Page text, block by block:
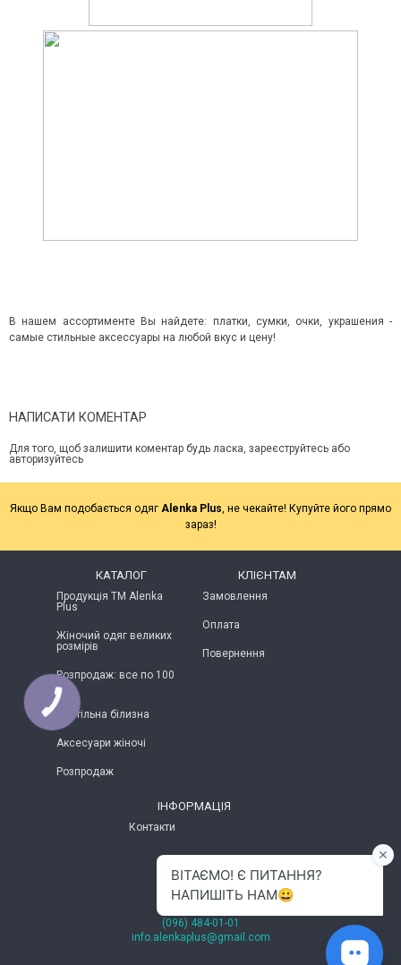
В нашем ассортименте Вы найдете: платки, сумки, очки, украшения -
самые стильные аксессуары на любой вкус и цену!
НАПИСАТИ КОМЕНТАР
Для того, щоб залишити коментар будь ласка, зареєструйтесь або
авторизуйтесь
Якщо Вам подобається одяг Alenka Plus, не чекайте! Купуйте його прямо
зараз!
КАТАЛОГ
Продукція ТМ Alenka
Plus
Жіночий одяг великих
розмірів
Розпродаж: все по 100
грн
Постільна білизна
Аксесуари жіночі
Розпродаж
КЛІЄНТАМ
Замовлення
Оплата
Повернення
ІНФОРМАЦІЯ
Контакти
(096) 484-01-01
info.alenkaplus@gmail.com